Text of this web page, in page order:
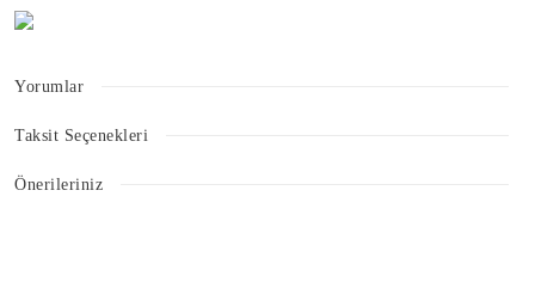
Yorumlar
Taksit Seçenekleri
Önerileriniz